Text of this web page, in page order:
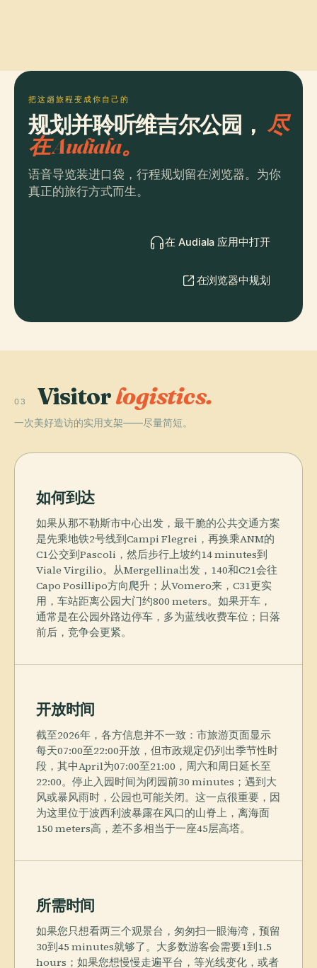
把这趟旅程变成你自己的
规划并聆听维吉尔公园， 尽
在 Audiala。
语音导览装进口袋，行程规划留在浏览器。为你
真正的旅行方式而生。
在 Audiala 应用中打开
在浏览器中规划
03 Visitorlogistics.
一次美好造访的实用支架——尽量简短。
如何到达
如果从那不勒斯市中心出发，最干脆的公共交通方案
是先乘地铁2号线到Campi Flegrei，再换乘ANM的
C1公交到Pascoli，然后步行上坡约14 minutes到
Viale Virgilio。从Mergellina出发，140和C21会往
Capo Posillipo方向爬升；从Vomero来，C31更实
用，车站距离公园大门约800 meters。如果开车，
通常是在公园外路边停车，多为蓝线收费车位；日落
前后，竞争会更紧。
开放时间
截至2026年，各方信息并不一致：市旅游页面显示
每天07:00至22:00开放，但市政规定仍列出季节性时
段，其中April为07:00至21:00，周六和周日延长至
22:00。停止入园时间为闭园前30 minutes；遇到大
风或暴风雨时，公园也可能关闭。这一点很重要，因
为这里位于波西利波暴露在风口的山脊上，离海面
150 meters高，差不多相当于一座45层高塔。
所需时间
如果您只想看两三个观景台，匆匆扫一眼海湾，预留
30到45 minutes就够了。大多数游客会需要1到1.5
hours；如果您想慢慢走遍平台，等光线变化，或者